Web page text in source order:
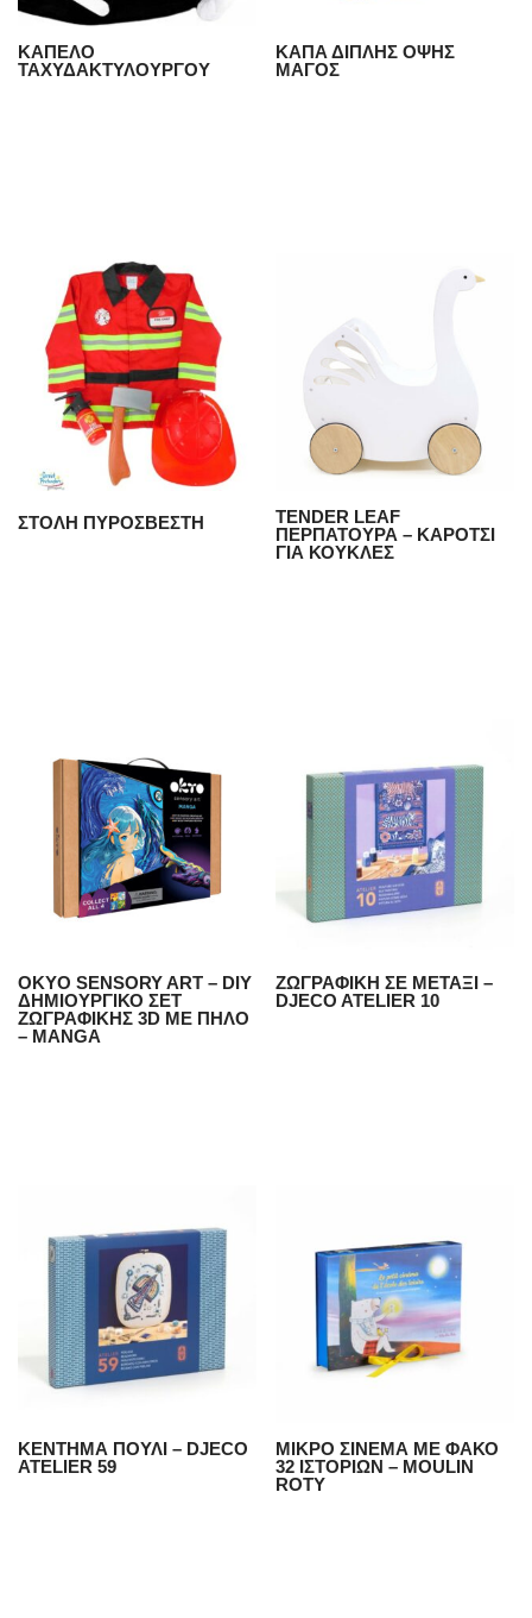
ΚΑΠΕΛΟ
ΤΑΧΥΔΑΚΤΥΛΟΥΡΓΟΥ
ΚΑΠΑ ΔΙΠΛΗΣ ΟΨΗΣ
ΜΑΓΟΣ
ΣΤΟΛΗ ΠΥΡΟΣΒΕΣΤΗ
TENDER LEAF
ΠΕΡΠΑΤΟΥΡΑ – ΚΑΡΟΤΣΙ
ΓΙΑ ΚΟΥΚΛΕΣ
OKYO SENSORY ART – DIY
ΔΗΜΙΟΥΡΓΙΚΟ ΣΕΤ
ΖΩΓΡΑΦΙΚΗΣ 3D ME ΠΗΛΟ
– MANGA
ΖΩΓΡΑΦΙΚΗ ΣΕ ΜΕΤΑΞΙ –
DJECO ATELIER 10
ΚΕΝΤΗΜΑ ΠΟΥΛΙ – DJECO
ATELIER 59
ΜΙΚΡΟ ΣΙΝΕΜΑ ΜΕ ΦΑΚΟ
32 ΙΣΤΟΡΙΩΝ – MOULIN
ROTY